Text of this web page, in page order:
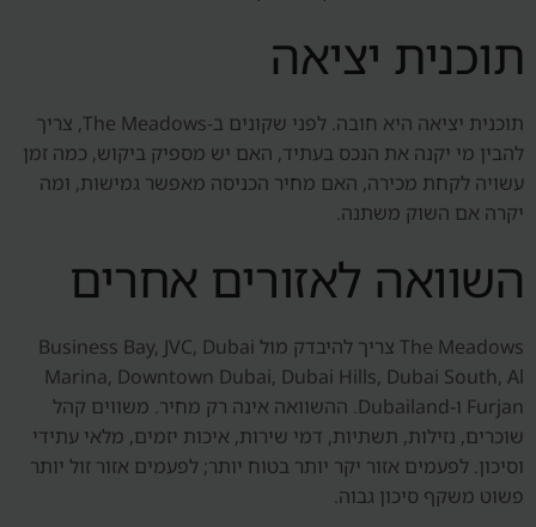
תוכנית יציאה
תוכנית יציאה היא חובה. לפני שקונים ב-The Meadows, צריך
להבין מי יקנה את הנכס בעתיד, האם יש מספיק ביקוש, כמה זמן
עשויה לקחת מכירה, האם מחיר הכניסה מאפשר גמישות, ומה
יקרה אם השוק משתנה.
השוואה לאזורים אחרים
The Meadows צריך להיבדק מול Business Bay, JVC, Dubai
Marina, Downtown Dubai, Dubai Hills, Dubai South, Al
Furjan ו-Dubailand. ההשוואה אינה רק מחיר. משווים קהל
שוכרים, נזילות, תשתיות, דמי שירות, איכות יזמים, מלאי עתידי
וסיכון. לפעמים אזור יקר יותר בטוח יותר; לפעמים אזור זול יותר
פשוט משקף סיכון גבוה.